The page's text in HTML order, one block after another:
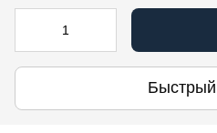
Быстрый